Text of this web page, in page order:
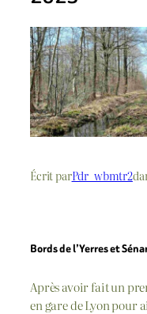
Écrit parPdr_wbmtr2
Bords de l’Yerres et
Après avoir fait un
en gare de Lyon pour